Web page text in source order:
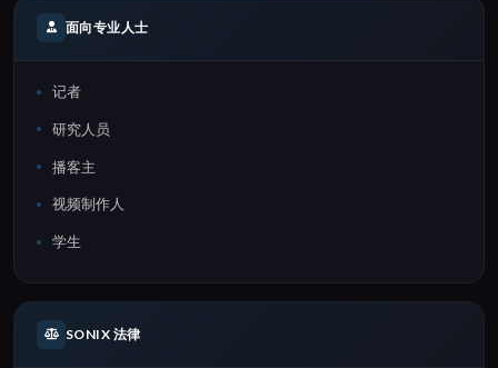
面向专业人士
记者
研究人员
播客主
视频制作人
学生
SONIX 法律